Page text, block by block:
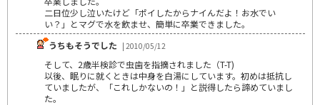
二日位少し泣いたけど「ポイしたからナイんだよ！お水でい
い？」とマグで水を飲ませ、簡単に卒業できました。
うちもそうでした | 2010/05/12
そして、2歳半検診で虫歯を指摘されました（T-T)
以後、眠りに就くときは中身を白湯にしています。初めは抵抗し
ていましたが、「これしかないの！」と説得したら諦めていまし
た。